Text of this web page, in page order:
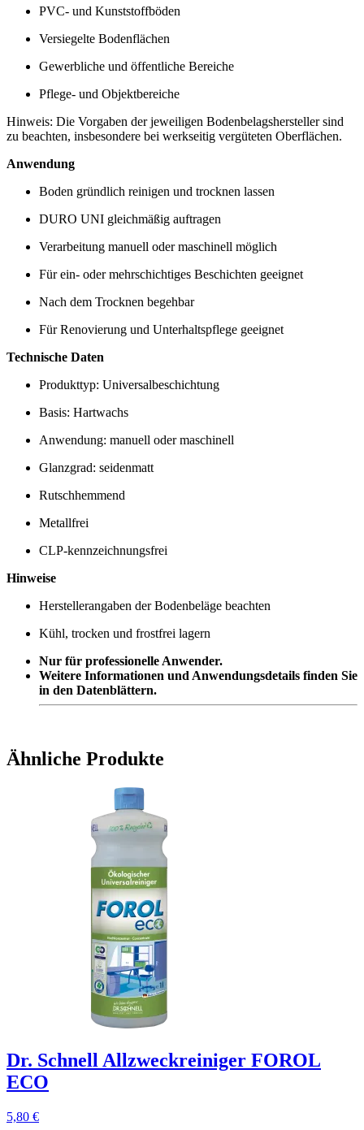
PVC- und Kunststoffböden
Versiegelte Bodenflächen
Gewerbliche und öffentliche Bereiche
Pflege- und Objektbereiche
Hinweis: Die Vorgaben der jeweiligen Bodenbelagshersteller sind
zu beachten, insbesondere bei werkseitig vergüteten Oberflächen.
Anwendung
Boden gründlich reinigen und trocknen lassen
DURO UNI gleichmäßig auftragen
Verarbeitung manuell oder maschinell möglich
Für ein- oder mehrschichtiges Beschichten geeignet
Nach dem Trocknen begehbar
Für Renovierung und Unterhaltspflege geeignet
Technische Daten
Produkttyp: Universalbeschichtung
Basis: Hartwachs
Anwendung: manuell oder maschinell
Glanzgrad: seidenmatt
Rutschhemmend
Metallfrei
CLP-kennzeichnungsfrei
Hinweise
Herstellerangaben der Bodenbeläge beachten
Kühl, trocken und frostfrei lagern
Nur für professionelle Anwender.
Weitere Informationen und Anwendungsdetails finden Sie
in den Datenblättern.
Ähnliche Produkte
Dr. Schnell Allzweckreiniger FOROL
ECO
5,80 €